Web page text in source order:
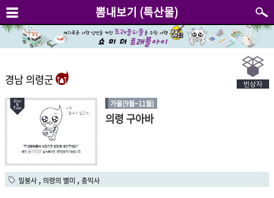
뽐내보기 (특산물)
경남 의령군
가을(9월~11월)
의령 구아바
일붕사 , 의령의 별미 , 충익사